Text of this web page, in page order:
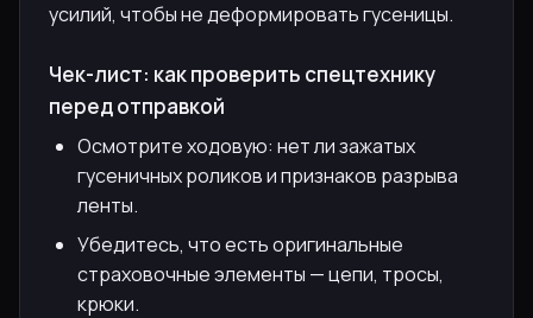
усилий, чтобы не деформировать гусеницы.
Чек-лист: как проверить спецтехнику
перед отправкой
Осмотрите ходовую: нет ли зажатых
гусеничных роликов и признаков разрыва
ленты.
Убедитесь, что есть оригинальные
страховочные элементы — цепи, тросы,
крюки.